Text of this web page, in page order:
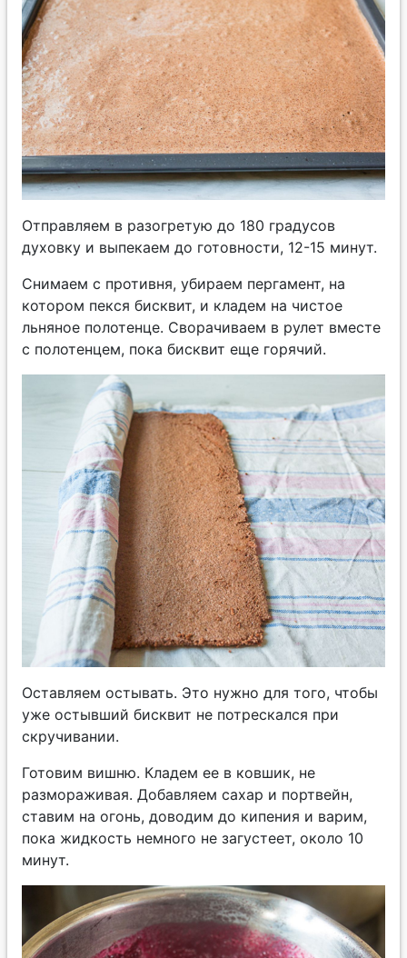
Отправляем в разогретую до 180 градусов
духовку и выпекаем до готовности, 12-15 минут.
Снимаем с противня, убираем пергамент, на
котором пекся бисквит, и кладем на чистое
льняное полотенце. Сворачиваем в рулет вместе
с полотенцем, пока бисквит еще горячий.
Оставляем остывать. Это нужно для того, чтобы
уже остывший бисквит не потрескался при
скручивании.
Готовим вишню. Кладем ее в ковшик, не
размораживая. Добавляем сахар и портвейн,
ставим на огонь, доводим до кипения и варим,
пока жидкость немного не загустеет, около 10
минут.